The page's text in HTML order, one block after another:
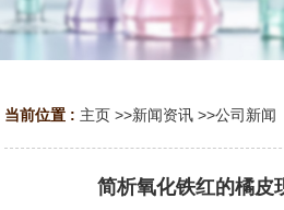
当前位置 : 主页 >>新闻资讯 >>公司新闻
简析氧化铁红的橘皮